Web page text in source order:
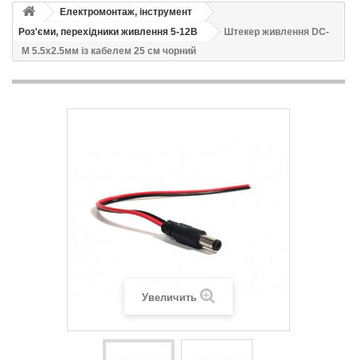
Електромонтаж, інструмент
Роз'єми, перехідники живлення 5-12В
Штекер живлення DC-
M 5.5x2.5мм із кабелем 25 см чорний
Увеличить